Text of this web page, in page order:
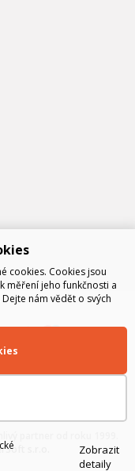
s.r.o.
cookies. Cookies jsou
měření jeho funkčnosti a
nám vědět o svých
Zobrazit
detaily